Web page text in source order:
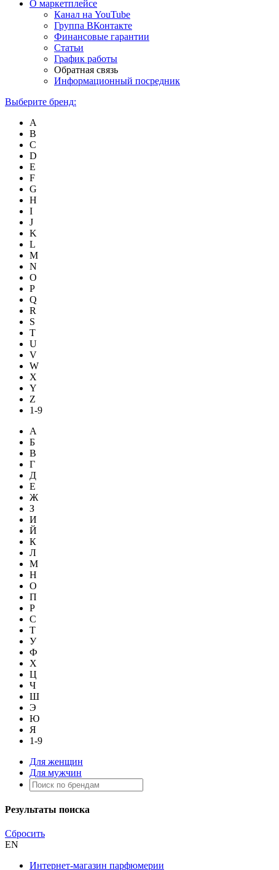
О маркетплейсе
Канал на YouTube
Группа ВКонтакте
Финансовые гарантии
Статьи
График работы
Обратная связь
Информационный посредник
Выберите бренд:
A
B
C
D
E
F
G
H
I
J
K
L
M
N
O
P
Q
R
S
T
U
V
W
X
Y
Z
1-9
А
Б
В
Г
Д
Е
Ж
З
И
Й
К
Л
М
Н
О
П
Р
С
Т
У
Ф
Х
Ц
Ч
Ш
Э
Ю
Я
1-9
Для женщин
Для мужчин
Результаты поиска
Сбросить
EN
Интернет-магазин парфюмерии